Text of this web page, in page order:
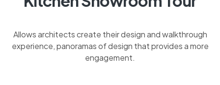
Allows architects create their design and walkthrough
experience, panoramas of design that provides a more
engagement.